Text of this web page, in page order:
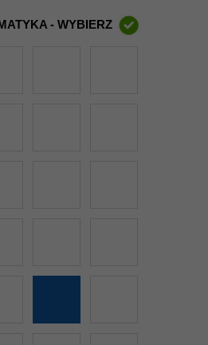
- WYBIERZ